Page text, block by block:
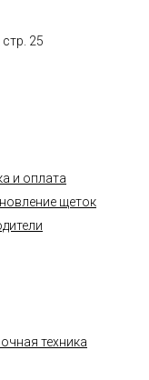
25
и оплата
щеток
техника